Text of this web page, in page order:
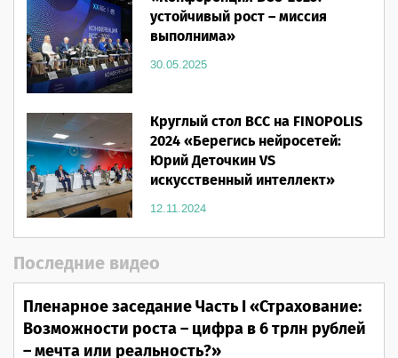
устойчивый рост – миссия
выполнима»
30.05.2025
Круглый стол ВСС на FINOPOLIS
2024 «Берегись нейросетей:
Юрий Деточкин VS
искусственный интеллект»
12.11.2024
Последние видео
Пленарное заседание Часть I «Страхование:
Возможности роста – цифра в 6 трлн рублей
– мечта или реальность?»